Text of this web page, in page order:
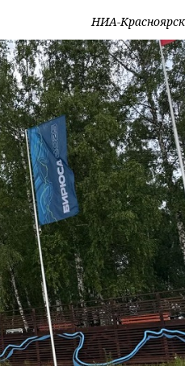
НИА-Красноярск